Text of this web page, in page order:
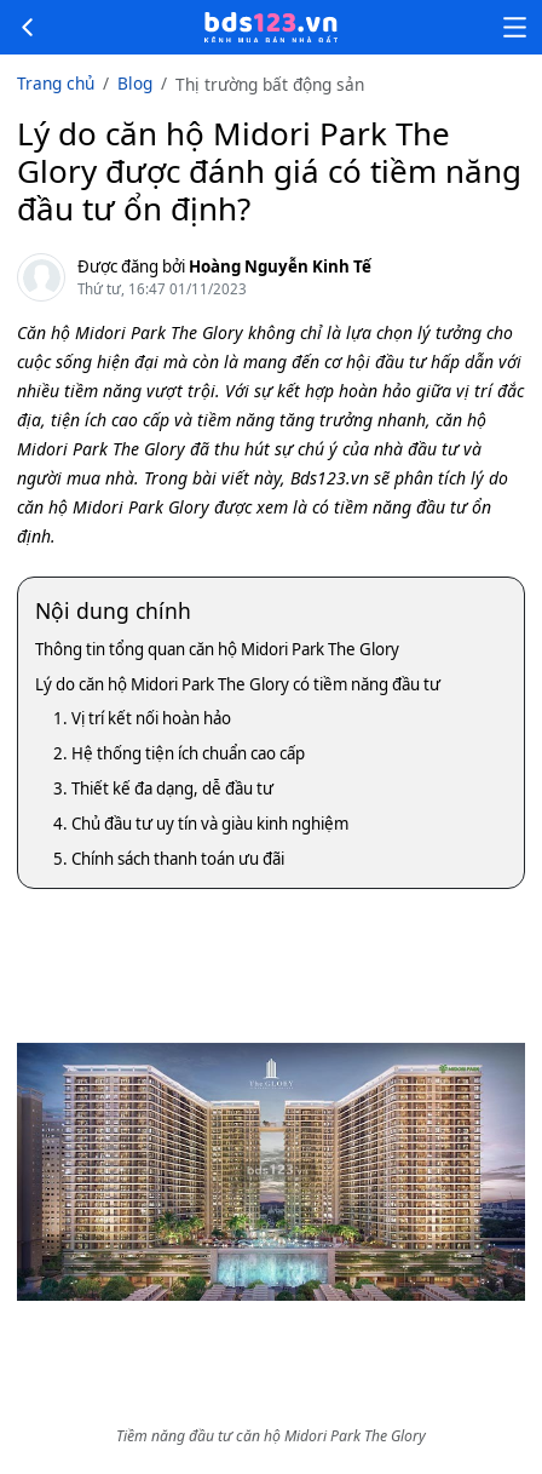
Trang chủ Blog Thị trường bất động sản
Lý do căn hộ Midori Park The
Glory được đánh giá có tiềm năng
đầu tư ổn định?
Được đăng bởi Hoàng Nguyễn Kinh Tế
Thứ tư, 16:47 01/11/2023
Căn hộ Midori Park The Glory không chỉ là lựa chọn lý tưởng cho
cuộc sống hiện đại mà còn là mang đến cơ hội đầu tư hấp dẫn với
nhiều tiềm năng vượt trội. Với sự kết hợp hoàn hảo giữa vị trí đắc
địa, tiện ích cao cấp và tiềm năng tăng trưởng nhanh, căn hộ
Midori Park The Glory đã thu hút sự chú ý của nhà đầu tư và
người mua nhà. Trong bài viết này, Bds123.vn sẽ phân tích lý do
căn hộ Midori Park Glory được xem là có tiềm năng đầu tư ổn
định.
Nội dung chính
Thông tin tổng quan căn hộ Midori Park The Glory
Lý do căn hộ Midori Park The Glory có tiềm năng đầu tư
1. Vị trí kết nối hoàn hảo
2. Hệ thống tiện ích chuẩn cao cấp
3. Thiết kế đa dạng, dễ đầu tư
4. Chủ đầu tư uy tín và giàu kinh nghiệm
5. Chính sách thanh toán ưu đãi
Tiềm năng đầu tư căn hộ Midori Park The Glory